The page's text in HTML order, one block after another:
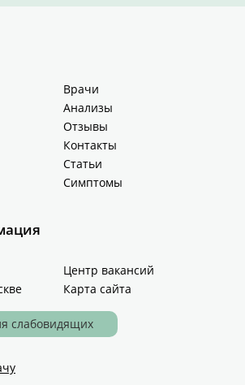
Врачи
Анализы
Отзывы
Контакты
Статьи
Симптомы
Центр вакансий
Карта сайта
слабовидящих